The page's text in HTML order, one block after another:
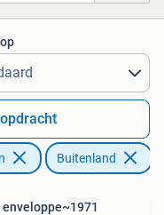
Buitenland
enveloppe~1971